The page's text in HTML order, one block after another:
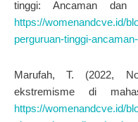
tinggi: Ancaman
https://womenandcve.id/
perguruan-tinggi-
Marufah, T. (2022,
ekstremisme di
https://womenandcve.id/